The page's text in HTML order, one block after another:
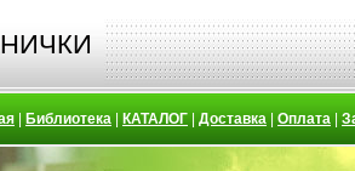
Библиотека КАТАЛОГ Доставка Оплата